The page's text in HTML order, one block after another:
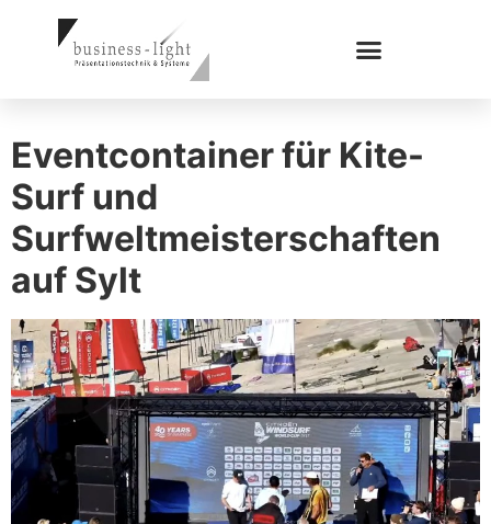
Eventcontainer für Kite-
Surf und
Surfweltmeisterschaften
auf Sylt